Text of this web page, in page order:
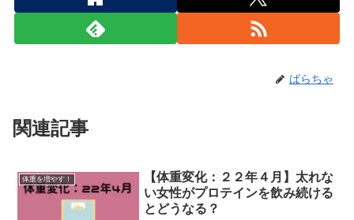
ばらちゃ
関連記事
体重を増やす！
【体重変化：２２年４月】太れな
い女性がプロテインを飲み続ける
とどうなる？